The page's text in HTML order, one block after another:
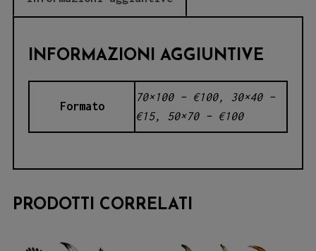
INFORMAZIONI AGGIUNTIVE
Formato
70×100 – €100, 30×40 –
€15, 50×70 – €100
PRODOTTI CORRELATI